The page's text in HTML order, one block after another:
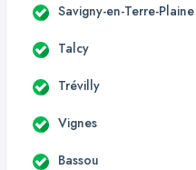
Savigny-en-Terre-Plaine
Talcy
Trévilly
Vignes
Bassou